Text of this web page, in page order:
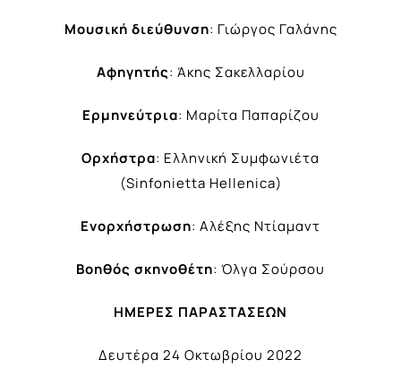
Μουσική διεύθυνση: Γιώργος Γαλάνης
Αφηγητής: Άκης Σακελλαρίου
Ερμηνεύτρια: Μαρίτα Παπαρίζου
Ορχήστρα: Ελληνική Συμφωνιέτα
(Sinfonietta Hellenica)
Ενορχήστρωση: Αλέξης Ντίαμαντ
Βοηθός σκηνοθέτη: Όλγα Σούρσου
ΗΜΕΡΕΣ ΠΑΡΑΣΤΑΣΕΩΝ
Δευτέρα 24 Οκτωβρίου 2022